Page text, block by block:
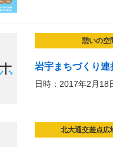
憩いの空
岩宇まちづくり
日時：2017年2月18
北大通交差点広